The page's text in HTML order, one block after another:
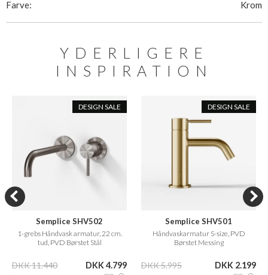
Farve: Krom
YDERLIGERE
INSPIRATION
DESIGN SALE
Semplice SHV502
1-grebs Håndvask armatur, 22 cm.
tud, PVD Børstet Stål
DKK 11.440 DKK 4.799
DESIGN SALE
Semplice SHV501
Håndvaskarmatur S-size, PVD
Børstet Messing
DKK 5.995 DKK 2.199